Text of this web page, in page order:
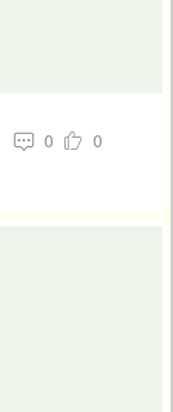
0
0